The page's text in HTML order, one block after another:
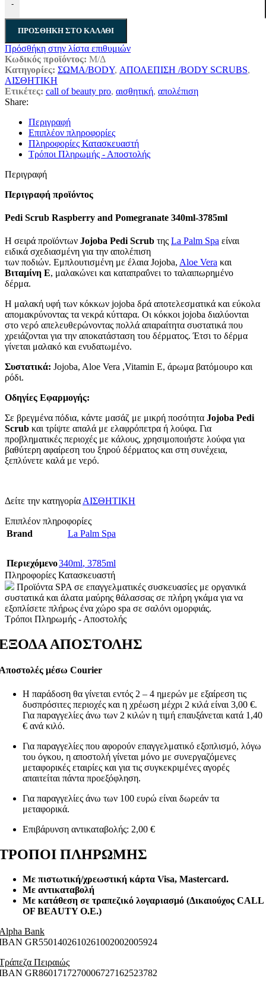
-
ΠΡΟΣΘΉΚΗ ΣΤΟ ΚΑΛΆΘΙ
Πρόσθήκη στην λίστα επιθυμιών
Κωδικός προϊόντος: Μ/Δ
Κατηγορίες: ΣΩΜΑ/BODY, ΑΠΟΛΕΠΙΣΗ /BODY SCRUBS,
ΑΙΣΘΗΤΙΚΗ
Ετικέτες: call of beauty pro, αισθητική, απολέπιση
Share:
Περιγραφή
Επιπλέον πληροφορίες
Πληροφορίες Κατασκευαστή
Τρόποι Πληρωμής - Αποστολής
Περιγραφή
Περιγραφή προϊόντος
Pedi Scrub Raspberry and Pomegranate 340ml-3785ml
H σειρά προϊόντων Jojoba Pedi Scrub της La Palm Spa είναι
ειδικά σχεδιασμένη για την απολέπιση
των ποδιών. Εμπλουτισμένη με έλαια Jojoba, Aloe Vera και
Βιταμίνη Ε, μαλακώνει και καταπραΰνει το ταλαιπωρημένο
δέρμα.
Η μαλακή υφή των κόκκων jojoba δρά αποτελεσματικά και εύκολα
απομακρύνοντας τα νεκρά κύτταρα. Οι κόκκοι jojoba διαλύονται
στο νερό απελευθερώνοντας πολλά απαραίτητα συστατικά που
χρειάζονται για την αποκατάσταση του δέρματος. Έτσι το δέρμα
γίνεται μαλακό και ενυδατωμένο.
Συστατικά: Jojoba, Aloe Vera ,Vitamin E, άρωμα βατόμουρο και
ρόδι.
Οδηγίες Εφαρμογής:
Σε βρεγμένα πόδια, κάντε μασάζ με μικρή ποσότητα Jojoba Pedi
Scrub και τρίψτε απαλά με ελαφρόπετρα ή λούφα. Για
προβληματικές περιοχές με κάλους, χρησιμοποιήστε λούφα για
βαθύτερη αφαίρεση του ξηρού δέρματος και στη συνέχεια,
ξεπλύνετε καλά με νερό.
Δείτε την κατηγορία ΑΙΣΘΗΤΙΚΗ
Επιπλέον πληροφορίες
Brand
La Palm Spa
Περιεχόμενο340ml, 3785ml
Πληροφορίες Κατασκευαστή
Προϊόντα SPA σε επαγγελματικές συσκευασίες με οργανικά
συστατικά και άλατα μαύρης θάλασσας σε πλήρη γκάμα για να
εξοπλίσετε πλήρως ένα χώρο spa σε σαλόνι ομορφιάς.
Τρόποι Πληρωμής - Αποστολής
ΑΠΟΣΤΟΛΗΣ
μέσω Courier
Η παράδοση θα γίνεται εντός 2 – 4 ημερών με εξαίρεση τις
δυσπρόσιτες περιοχές και η χρέωση μέχρι 2 κιλά είναι 3,00 €.
Για παραγγελίες άνω των 2 κιλών η τιμή επαυξάνεται κατά 1,40
€ ανά κιλό.
Για παραγγελίες που αφορούν επαγγελματικό εξοπλισμό, λόγω
του όγκου, η αποστολή γίνεται μόνο με συνεργαζόμενες
μεταφορικές εταιρίες και για τις συγκεκριμένες αγορές
απαιτείται πάντα προεξόφληση.
Για παραγγελίες άνω των 100 ευρώ είναι δωρεάν τα
μεταφορικά.
Επιβάρυνση αντικαταβολής: 2,00 €
ΠΛΗΡΩΜΗΣ
Με πιστωτική/χρεωστική κάρτα Visa, Mastercard.
Με αντικαταβολή
Με κατάθεση σε τραπεζικό λογαριασμό (Δικαιούχος CALL
OF BEAUTY O.E.)
Bank
GR5501402610261002002005924
Πειραιώς
GR8601717270006727162523782